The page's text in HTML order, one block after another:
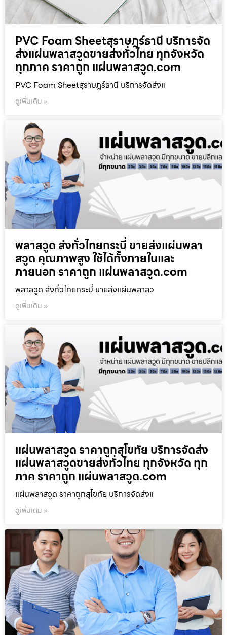
PVC Foam Sheetสุราษฎร์ธานี บริการจัด
ส่งแผ่นพลาสวูดขายส่งทั่วไทย ทุกจังหวัด
ทุกภาค ราคาถูก แผ่นพลาสวูด.com
PVC Foam Sheetสุราษฎร์ธานี บริการจัดส่งแ
ดูเพิ่มเติม »
พลาสวูด ส่งทั่วไทยกระบี่ ขายส่งแผ่นพลา
สวูด คุณภาพสูง ใช้ได้ทั้งภายในและ
ภายนอก ราคาถูก แผ่นพลาสวูด.com
พลาสวูด ส่งทั่วไทยกระบี่ ขายส่งแผ่นพลาสว
ดูเพิ่มเติม »
แผ่นพลาสวูด ราคาถูกสุโขทัย บริการจัดส่ง
แผ่นพลาสวูดขายส่งทั่วไทย ทุกจังหวัด ทุก
ภาค ราคาถูก แผ่นพลาสวูด.com
แผ่นพลาสวูด ราคาถูกสุโขทัย บริการจัดส่งแ
ดูเพิ่มเติม »